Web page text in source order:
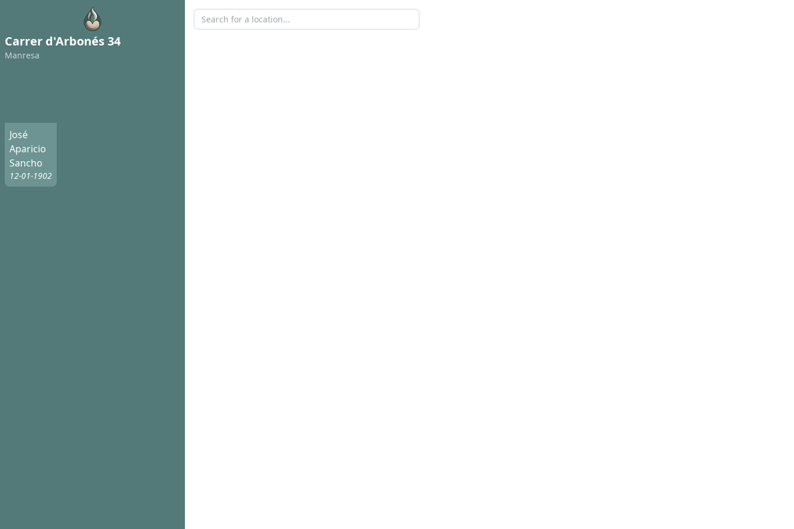
Carrer d'Arbonés 34
Manresa
José
Aparicio
Sancho
12-01-1902